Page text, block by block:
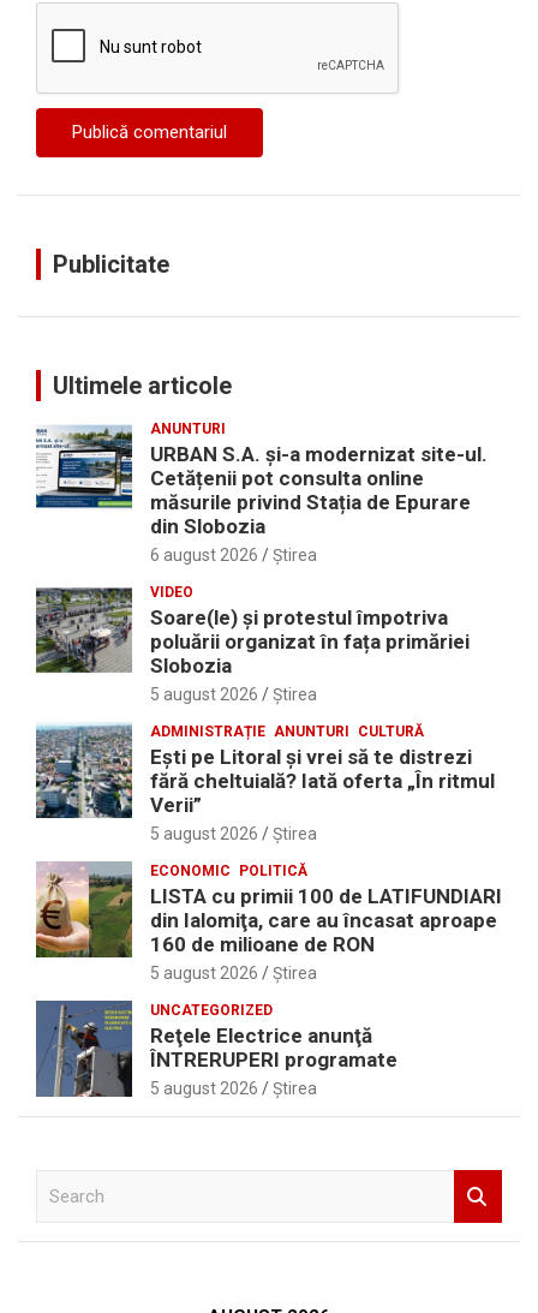
Publicitate
Ultimele articole
ANUNTURI
URBAN S.A. și-a modernizat site-ul.
Cetățenii pot consulta online
măsurile privind Stația de Epurare
din Slobozia
6 august 2026 Ştirea
VIDEO
Soare(le) și protestul împotriva
poluării organizat în fața primăriei
Slobozia
5 august 2026 Ştirea
ADMINISTRAȚIE ANUNTURI CULTURĂ
Eşti pe Litoral şi vrei să te distrezi
fără cheltuială? Iată oferta „În ritmul
Verii”
5 august 2026 Ştirea
ECONOMIC POLITICĂ
LISTA cu primii 100 de LATIFUNDIARI
din Ialomiţa, care au încasat aproape
160 de milioane de RON
5 august 2026 Ştirea
UNCATEGORIZED
Reţele Electrice anunţă
ÎNTRERUPERI programate
5 august 2026 Ştirea